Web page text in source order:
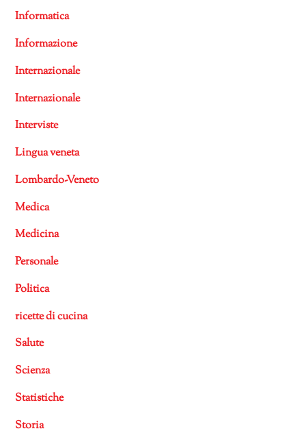
Informatica
Informazione
Internazionale
Internazionale
Interviste
Lingua veneta
Lombardo-Veneto
Medica
Medicina
Personale
Politica
ricette di cucina
Salute
Scienza
Statistiche
Storia